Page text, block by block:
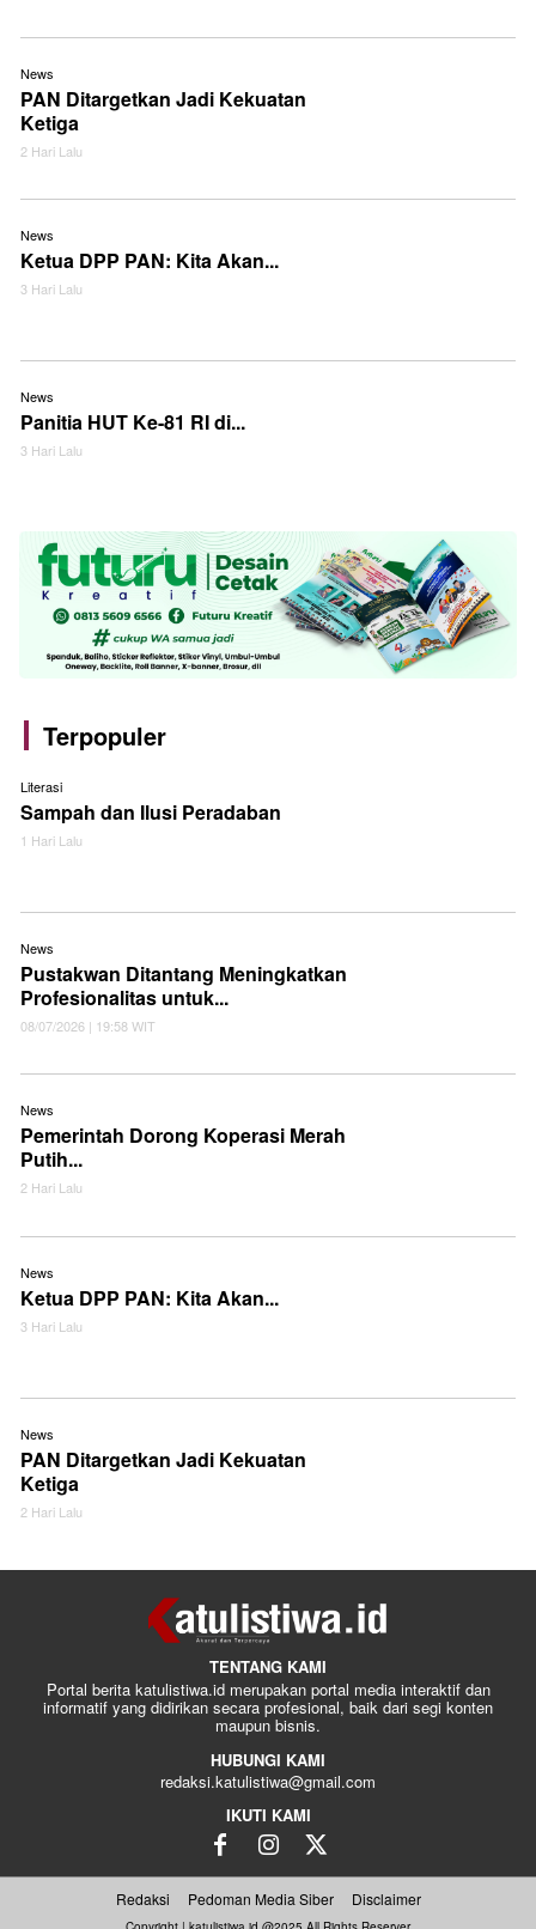
News
PAN Ditargetkan Jadi Kekuatan
Ketiga
2 Hari Lalu
News
Ketua DPP PAN: Kita Akan...
3 Hari Lalu
News
Panitia HUT Ke-81 RI di...
3 Hari Lalu
Terpopuler
Literasi
Sampah dan Ilusi Peradaban
1 Hari Lalu
News
Pustakwan Ditantang Meningkatkan
Profesionalitas untuk...
08/07/2026 | 19:58 WIT
News
Pemerintah Dorong Koperasi Merah
Putih...
2 Hari Lalu
News
Ketua DPP PAN: Kita Akan...
3 Hari Lalu
News
PAN Ditargetkan Jadi Kekuatan
Ketiga
2 Hari Lalu
TENTANG KAMI
Portal berita katulistiwa.id merupakan portal media interaktif dan
informatif yang didirikan secara profesional, baik dari segi konten
maupun bisnis.
HUBUNGI KAMI
redaksi.katulistiwa@gmail.com
IKUTI KAMI
Redaksi Pedoman Media Siber Disclaimer